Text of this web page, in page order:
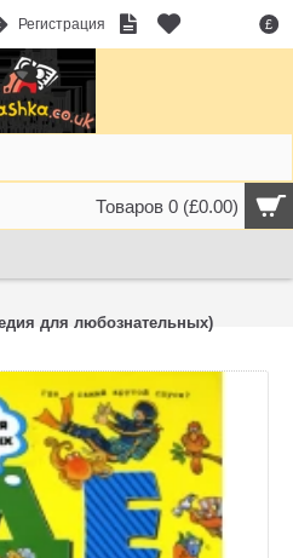
£
Регистрация
Товаров 0 (£0.00)
для любознательных)